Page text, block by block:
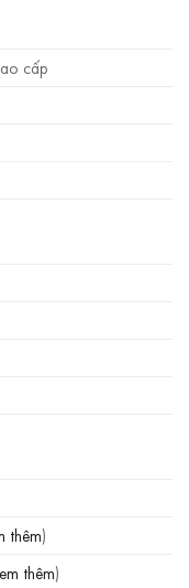
cấp
thêm)
thêm)